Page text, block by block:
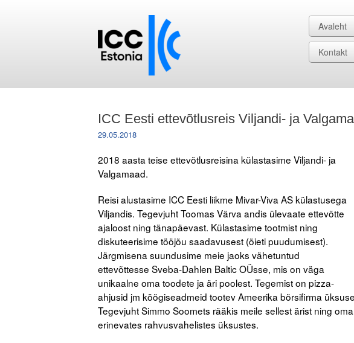
Avaleht
Kontakt
ICC Eesti ettevõtlusreis Viljandi- ja
29.05.2018
2018 aasta teise ettevõtlusreisina külastasime Viljandi- ja
Valgamaad.
Reisi alustasime ICC Eesti liikme Mivar-Viva AS külastusega
Viljandis. Tegevjuht Toomas Värva andis ülevaate ettevõtte
ajaloost ning tänapäevast. Külastasime tootmist ning
diskuteerisime tööjõu saadavusest (õieti puudumisest).
Järgmisena suundusime meie jaoks vähetuntud
ettevõttesse Sveba-Dahlen Baltic OÜsse, mis on väga
unikaalne oma toodete ja äri poolest. Tegemist on pizza-
ahjusid jm köögiseadmeid tootev Ameerika börsifirma
Tegevjuht Simmo Soomets rääkis meile sellest ärist ning
erinevates rahvusvahelistes üksustes.